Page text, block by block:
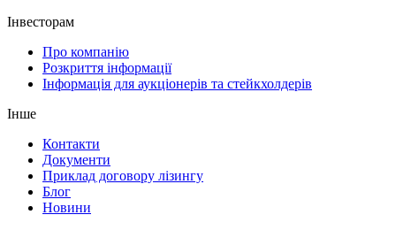
Інвесторам
Про компанію
Розкриття інформації
Інформація для аукціонерів та стейкхолдерів
Інше
Контакти
Документи
Приклад договору лізингу
Блог
Новини